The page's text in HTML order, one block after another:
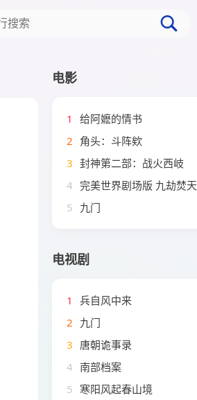
电影
1
给阿嬷的情书
2 角头：斗阵欸
3 封神第二部：战火西岐
4 完美世界剧场版 九劫焚天
5 九门
电视剧
1
兵自风中来
2 九门
3 唐朝诡事录
4 南部档案
5 寒阳风起春山境